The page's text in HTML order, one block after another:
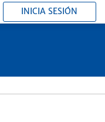
INICIA SESIÓN